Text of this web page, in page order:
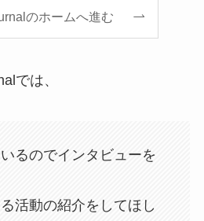
のホームへ進む
では、
るのでインタビューを
活動の紹介をしてほし